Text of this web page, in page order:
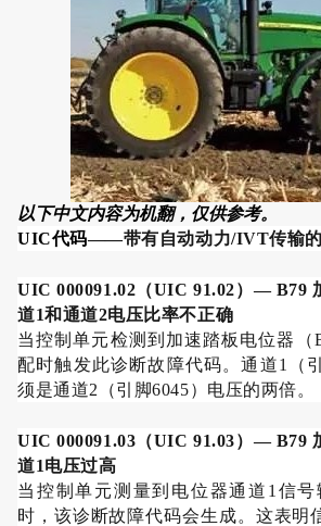
以下中文内容为机翻，仅供参考。
UIC代码——带有自动动力/IVT传输
UIC 000091.02 （UIC 91.02）— B79
道1和通道2电压比率不正确
当控制单元检测到加速踏板电位器（
配时触发此诊断故障代码。通道1 （
须是通道2 （引脚6045）电压的两倍。
UIC 000091.03 （UIC 91.03）— B79
道1电压过高
当控制单元测量到电位器通道 1 信号
时，该诊断故障代码会生成。这表明